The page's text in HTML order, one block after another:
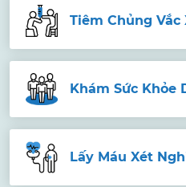
Tiêm Chủng Vắc
Khám Sức Khỏe
Lấy Máu Xét